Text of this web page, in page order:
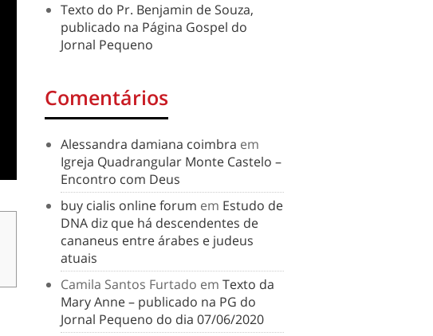
Texto do Pr. Benjamin de Souza,
publicado na Página Gospel do
Jornal Pequeno
Comentários
Alessandra damiana coimbra em
Igreja Quadrangular Monte Castelo –
Encontro com Deus
buy cialis online forum em Estudo de
DNA diz que há descendentes de
cananeus entre árabes e judeus
atuais
Camila Santos Furtado em Texto da
Mary Anne – publicado na PG do
Jornal Pequeno do dia 07/06/2020